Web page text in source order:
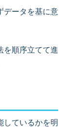
データを基に意
を順序立てて進
しているかを明